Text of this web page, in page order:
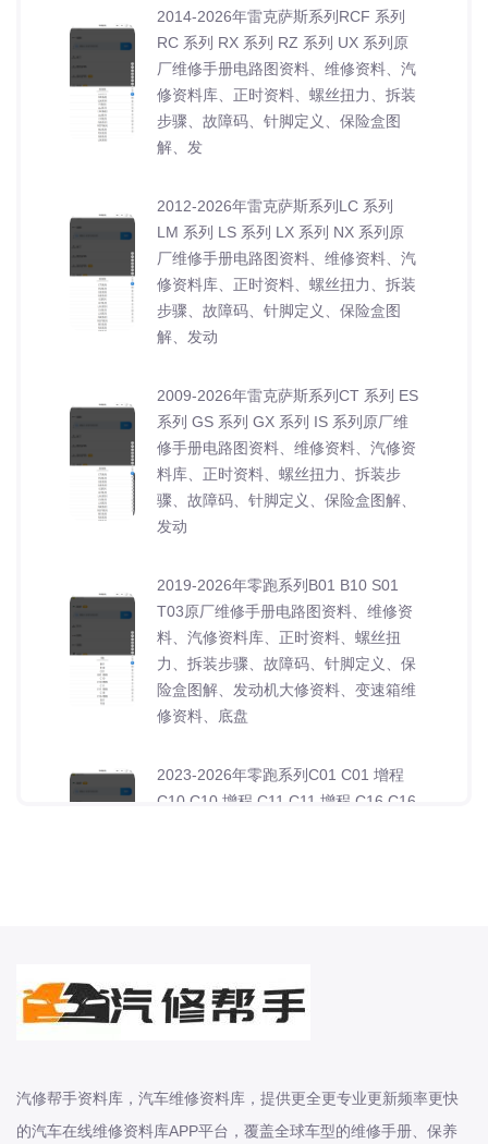
2014-2026年雷克萨斯系列RCF 系列
RC 系列 RX 系列 RZ 系列 UX 系列原
厂维修手册电路图资料、维修资料、汽
修资料库、正时资料、螺丝扭力、拆装
步骤、故障码、针脚定义、保险盒图
解、发
2012-2026年雷克萨斯系列LC 系列
LM 系列 LS 系列 LX 系列 NX 系列原
厂维修手册电路图资料、维修资料、汽
修资料库、正时资料、螺丝扭力、拆装
步骤、故障码、针脚定义、保险盒图
解、发动
2009-2026年雷克萨斯系列CT 系列 ES
系列 GS 系列 GX 系列 IS 系列原厂维
修手册电路图资料、维修资料、汽修资
料库、正时资料、螺丝扭力、拆装步
骤、故障码、针脚定义、保险盒图解、
发动
2019-2026年零跑系列B01 B10 S01
T03原厂维修手册电路图资料、维修资
料、汽修资料库、正时资料、螺丝扭
力、拆装步骤、故障码、针脚定义、保
险盒图解、发动机大修资料、变速箱维
修资料、底盘
2023-2026年零跑系列C01 C01 增程
C10 C10 增程 C11 C11 增程 C16 C16
手册电路图资料、维修资料、汽修资料
库、正时资料、螺丝扭力、拆装步骤、
2006-2026年陆风系列X2 X5 X6 X7 X8
汽修帮手资料库，汽车维修资料库，提供更全更专业更新频率更快
的汽车在线维修资料库APP平台，覆盖全球车型的维修手册、保养